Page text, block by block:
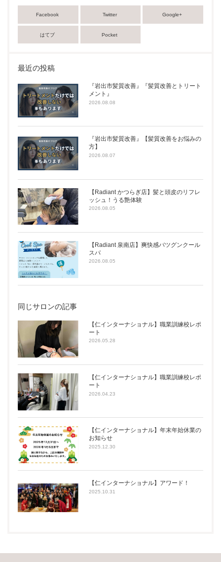
Facebook Twitter Google+
はてブ Pocket
最近の投稿
『岩出市髪質改善』『髪質改善とトリート
メント』
2026.08.08
『岩出市髪質改善』【髪質改善をお悩みの
方】
2026.08.07
【Radiant かつらぎ店】髪と頭皮のリフレ
ッシュ！うる艶体験
2026.08.05
【Radiant 泉南店】爽快感バツグンクール
スパ
2026.08.05
同じサロンの記事
【仁インターナショナル】職業訓練校レポ
ート
2026.05.28
【仁インターナショナル】職業訓練校レポ
ート
2026.04.23
【仁インターナショナル】年末年始休業の
お知らせ
2025.12.30
【仁インターナショナル】アワード！
2025.10.31